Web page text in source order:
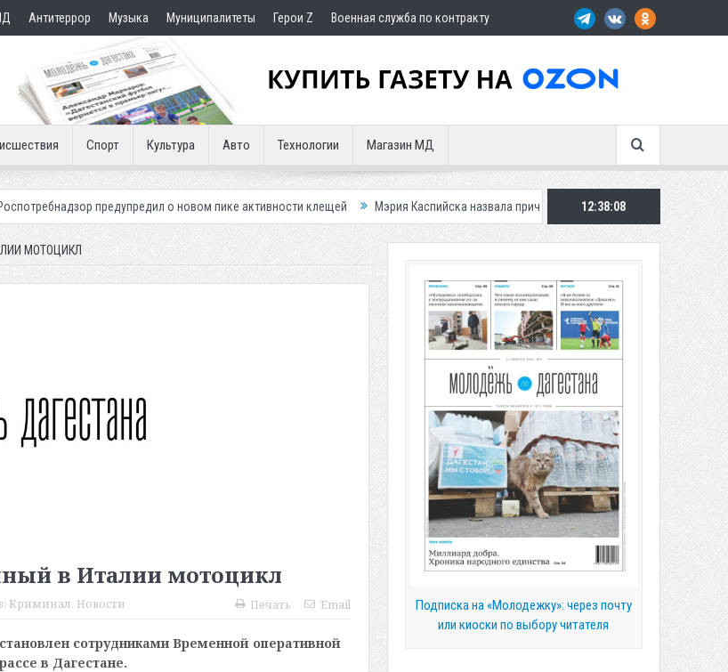
Антитеррор Музыка Муниципалитеты Герои Z Военная служба по контракту
Спорт Культура Авто Технологии Магазин МД
о новом пике активности клещей Мэрия Каспийска назвала причину невывоза мусора в городе Вынесен
12:38:09
МОТОЦИКЛ
в Италии мотоцикл
Криминал, Новости Печать Email
сотрудниками Временной оперативной
в Дагестане.
Подписка на «Молодежку»: через почту
или киоски по выбору читателя